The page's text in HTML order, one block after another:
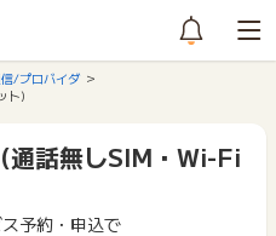
/プロバイダ
ト)
通話無しSIM・Wi-Fi
予約・申込で